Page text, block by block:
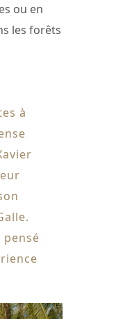
ou en
les forêts
à
pensé